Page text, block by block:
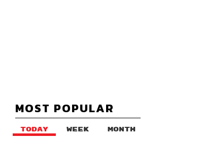
MOST POPULAR
TODAY WEEK MONTH